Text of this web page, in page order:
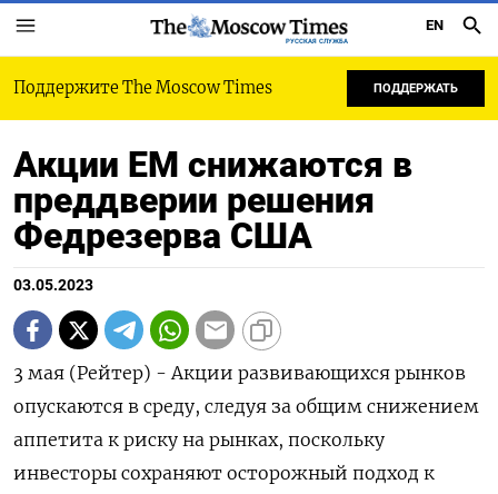
РУССКАЯ СЛУЖБА
EN
Поддержите The Moscow Times ПОДДЕРЖАТЬ
Акции EM снижаются в
преддверии решения
Федрезерва США
03.05.2023
3 мая (Рейтер) - Акции развивающихся рынков
опускаются в среду, следуя за общим снижением
аппетита к риску на рынках, поскольку
инвесторы сохраняют осторожный подход к